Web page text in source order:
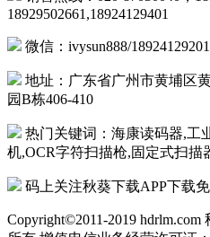
18929502661,18924129401
微信：ivysun888/18924129201
地址：广东省广州市黄埔
园B栋406-410
热门关键词：海康读码器
机,OCR字符扫描枪,固定式扫描
码上关注秋葵下载APP下载
Copyright©2011-2019